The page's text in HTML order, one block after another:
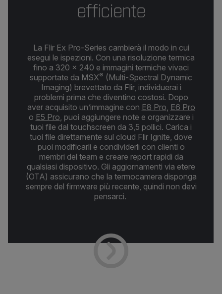
efficiente
La Flir Ex Pro-Series cambierà il modo in cui
esegui le ispezioni. Con una risoluzione termica
fino a 320 × 240 e immagini termiche vivaci
supportate da MSX® (Multi-Spectral Dynamic
Imaging) brevettato da Flir, individuerai i
problemi prima che diventino costosi. Dopo
aver acquisito un’immagine con E8 Pro, E6 Pro
o E5 Pro, puoi aggiungere note e organizzare i
tuoi file dal touchscreen da 3,5 pollici. Carica i
tuoi file direttamente sul cloud Flir Ignite, dove
puoi modificarli e condividerli con clienti o
membri del team e creare report rapidi da
qualsiasi dispositivo. Gli aggiornamenti via etere
(OTA) assicurano che la termocamera disponga
sempre del firmware più recente, quindi non devi
pensarci.